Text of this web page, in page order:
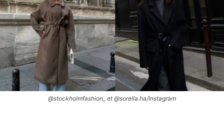
@stockholmfashion_ et @sorella.ha/Instagram